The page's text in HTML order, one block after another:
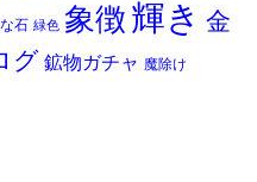
石 緑色 象徴 輝き 金
グ 鉱物ガチャ 魔除け